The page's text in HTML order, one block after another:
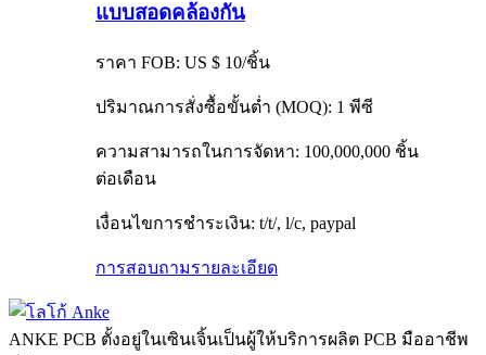
แบบสอดคล้องกัน
ราคา FOB: US $ 10/ชิ้น
ปริมาณการสั่งซื้อขั้นต่ำ (MOQ): 1 พีซี
ความสามารถในการจัดหา: 100,000,000 ชิ้น
ต่อเดือน
เงื่อนไขการชำระเงิน: t/t/, l/c, paypal
การสอบถามรายละเอียด
ANKE PCB ตั้งอยู่ในเซินเจิ้นเป็นผู้ให้บริการผลิต PCB มืออาชีพ